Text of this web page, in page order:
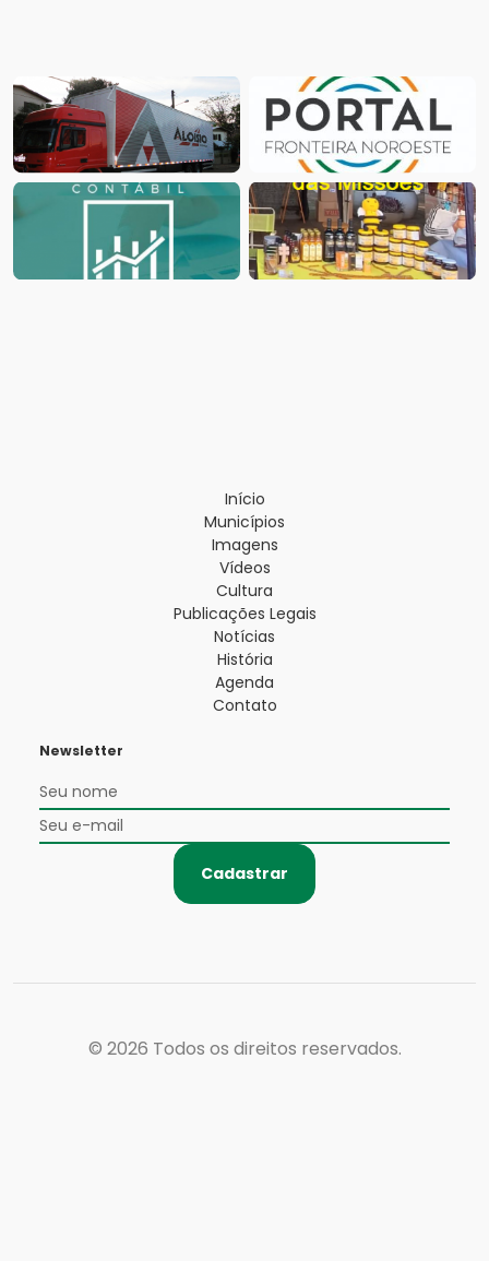
Início
Municípios
Imagens
Vídeos
Cultura
Publicações Legais
Notícias
História
Agenda
Contato
Newsletter
Cadastrar
© 2026 Todos os direitos reservados.